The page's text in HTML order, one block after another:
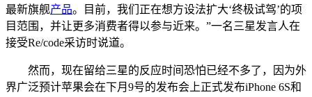
最新旗舰产品。目前，我们正在想方设法扩大‘终极试驾’的项
目范围，并让更多消费者得以参与近来。”一名三星发言人在
接受Re/code采访时说道。
然而，现在留给三星的反应时间恐怕已经不多了，因为外
界广泛预计苹果会在下月9号的发布会上正式发布iPhone 6S和